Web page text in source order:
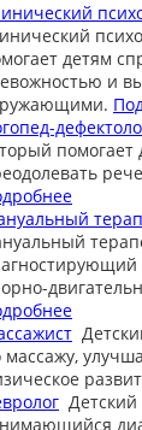
детям
и
помогает
массажу,
Детский